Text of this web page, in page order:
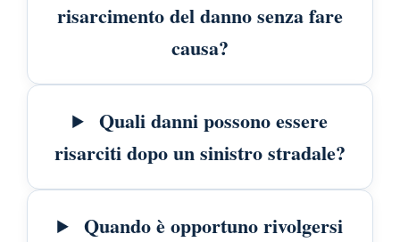
risarcimento del danno senza fare
causa?
Quali danni possono essere
risarciti dopo un sinistro stradale?
Quando è opportuno rivolgersi